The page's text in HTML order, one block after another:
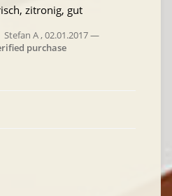
zitronig, gut
Stefan A,02.01.2017
purchase